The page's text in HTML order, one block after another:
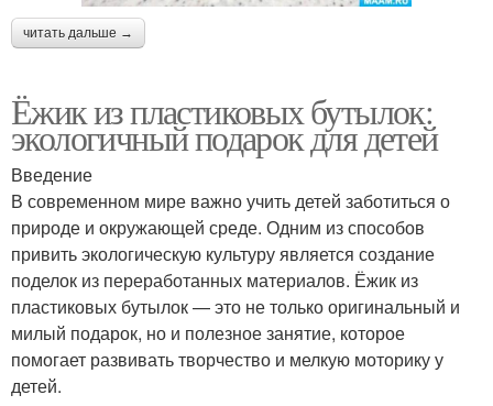
читать дальше →
Ёжик из пластиковых бутылок:
экологичный подарок для детей
Введение
В современном мире важно учить детей заботиться о
природе и окружающей среде. Одним из способов
привить экологическую культуру является создание
поделок из переработанных материалов. Ёжик из
пластиковых бутылок — это не только оригинальный и
милый подарок, но и полезное занятие, которое
помогает развивать творчество и мелкую моторику у
детей.